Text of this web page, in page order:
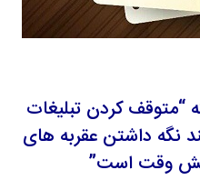
“متوقف کردن تبلیغات
نگه داشتن عقربه های
وقت است”